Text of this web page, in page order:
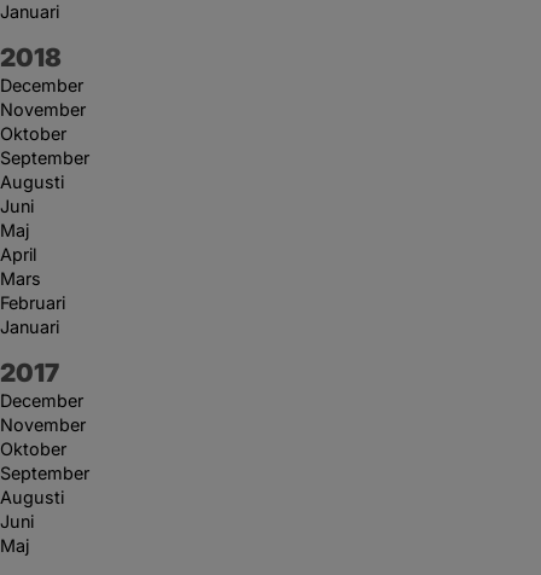
Januari
År:
2018
December
November
Oktober
September
Augusti
Juni
Maj
April
Mars
Februari
Januari
År:
2017
December
November
Oktober
September
Augusti
Juni
Maj